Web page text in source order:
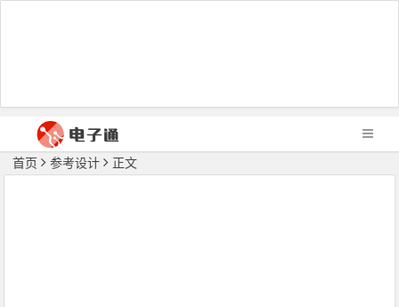
首页 参考设计 正文